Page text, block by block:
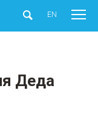
EN
Деда